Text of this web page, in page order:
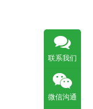
联系我们
微信沟通